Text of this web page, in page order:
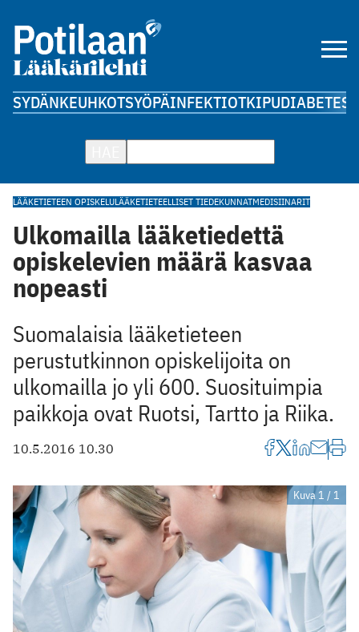
SYDÄNKEUHKOTSYÖPÄINFEKTIOTKIPUDIABETES
LÄÄKETIETEEN OPISKELULÄÄKETIETEELLISET TIEDEKUNNATMEDISIINARIT
Ulkomailla lääketiedettä
opiskelevien määrä kasvaa
nopeasti
Suomalaisia lääketieteen
perustutkinnon opiskelijoita on
ulkomailla jo yli 600. Suosituimpia
paikkoja ovat Ruotsi, Tartto ja Riika.
10.5.2016 10.30
Kuva 1 / 1